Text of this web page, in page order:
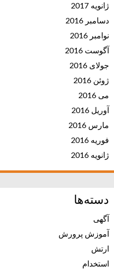
ژانویه 2017
دسامبر 2016
نوامبر 2016
آگوست 2016
جولای 2016
ژوئن 2016
می 2016
آوریل 2016
مارس 2016
فوریه 2016
ژانویه 2016
دسته‌ها
آگهی
آموزش پرورش
ارتش
استخدام